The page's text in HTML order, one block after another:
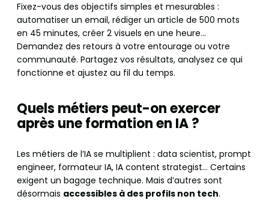
Fixez-vous des objectifs simples et mesurables :
automatiser un email, rédiger un article de 500 mots
en 45 minutes, créer 2 visuels en une heure…
Demandez des retours à votre entourage ou votre
communauté. Partagez vos résultats, analysez ce qui
fonctionne et ajustez au fil du temps.
Quels métiers peut-on exercer
après une formation en IA ?
Les métiers de l’IA se multiplient : data scientist, prompt
engineer, formateur IA, IA content strategist… Certains
exigent un bagage technique. Mais d’autres sont
désormais accessibles à des profils non tech.